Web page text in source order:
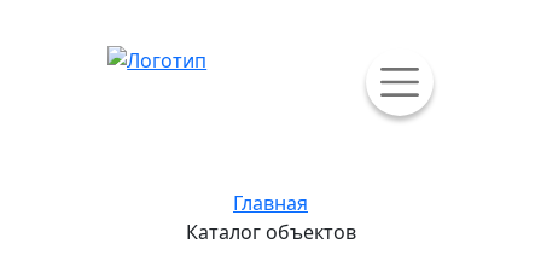
Главная
Каталог объектов